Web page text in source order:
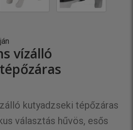
vízálló
kutyadzseki tépőzáras
választás hűvös, esős